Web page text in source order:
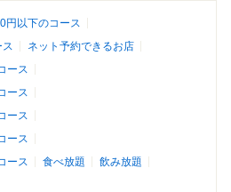
円以下のコース
ネット予約できるお店
ース
ース
ース
ース
ース
食べ放題
飲み放題